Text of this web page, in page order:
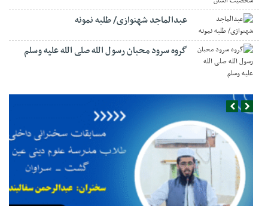
عبدالماجد شهنوازی/ طلبه نمونه
گروه سرود محبان رسول الله صلی الله علیه وسلم